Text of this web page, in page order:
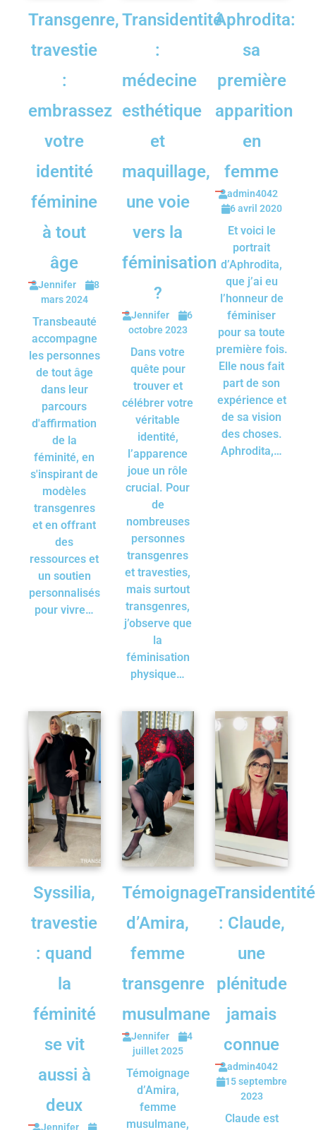
Transgenre,
travestie
:
embrassez
votre
identité
féminine
à tout
âge
Jennifer
8
mars 2024
Transbeauté
accompagne
les personnes
de tout âge
dans leur
parcours
d'affirmation
de la
féminité, en
s'inspirant de
modèles
transgenres
et en offrant
des
ressources et
un soutien
personnalisés
pour vivre…
Transidentité
:
médecine
esthétique
et
maquillage,
une voie
vers la
féminisation
?
Jennifer
6
octobre 2023
Dans votre
quête pour
trouver et
célébrer votre
véritable
identité,
l’apparence
joue un rôle
crucial. Pour
de
nombreuses
personnes
transgenres
et travesties,
mais surtout
transgenres,
j’observe que
la
féminisation
physique…
Aphrodita:
sa
première
apparition
en
femme
admin4042
6 avril 2020
Et voici le
portrait
d’Aphrodita,
que j’ai eu
l’honneur de
féminiser
pour sa toute
première fois.
Elle nous fait
part de son
expérience et
de sa vision
des choses.
Aphrodita,…
Syssilia,
travestie
: quand
la
féminité
se vit
aussi à
deux
Jennifer
Témoignage
d’Amira,
femme
transgenre
musulmane
Jennifer
4
juillet 2025
Témoignage
d’Amira,
femme
musulmane,
Transidentité
: Claude,
une
plénitude
jamais
connue
admin4042
15 septembre
2023
Claude est